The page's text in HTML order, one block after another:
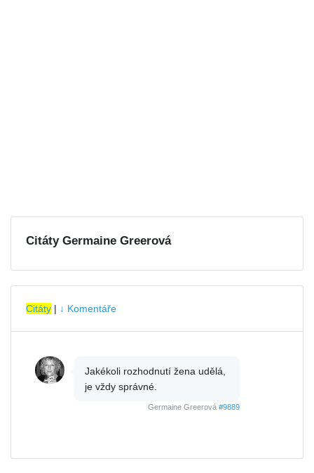
Citáty Germaine Greerová
Citáty | ↓ Komentáře
Jakékoli rozhodnutí žena udělá,
je vždy správné.
Germaine Greerová #9889